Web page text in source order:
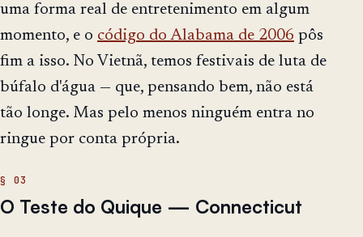
uma forma real de entretenimento em algum
momento, e o código do Alabama de 2006 pôs
fim a isso. No Vietnã, temos festivais de luta de
búfalo d'água — que, pensando bem, não está
tão longe. Mas pelo menos ninguém entra no
ringue por conta própria.
O Teste do Quique — Connecticut